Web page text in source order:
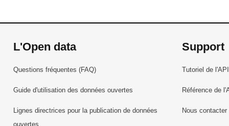
L'Open data
Questions fréquentes (FAQ)
Guide d'utilisation des données ouvertes
Lignes directrices pour la publication de données
ouvertes
Support
Tutoriel de l'API
Référence de
Nous contacter